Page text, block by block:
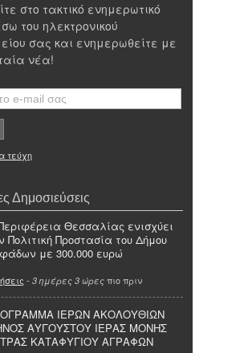
στο τακτικό ενημερωτικό
του ηλεκτρονικού
σας και ενημερωθείτε με
νέα!
τεύχη
Δημοσιεύσεις
Θεσσαλίας ενισχύει
Πολιτική Προστασία του Δήμου
με 300.000 ευρώ
- 3 ημέρες 3 ώρες πιο πριν
ΙΕΡΩΝ ΑΚΟΛΟΥΘΙΩΝ
ΑΥΓΟΥΣΤΟΥ ΙΕΡΑΣ ΜΟΝΗΣ
ΚΑΤΑΦΥΓΙΟΥ ΑΓΡΑΦΩΝ